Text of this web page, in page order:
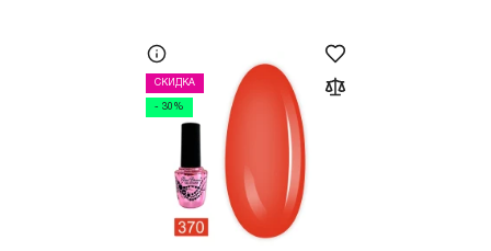
СКИДКА
- 30%